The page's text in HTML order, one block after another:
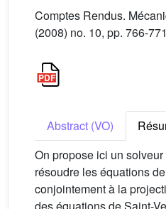
Comptes Rendus.
(2008) no. 10, pp. 766-771
Abstract (VO)
On propose ici un
résoudre les équations
conjointement à la